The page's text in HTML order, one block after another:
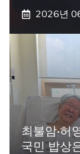
2026년
최불암·허
국민 밥상